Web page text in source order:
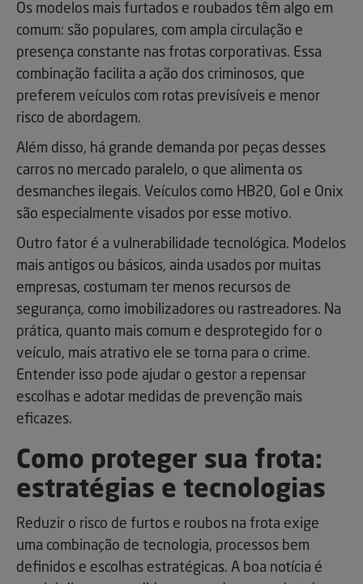
Os modelos mais furtados e roubados têm algo em
comum: são populares, com ampla circulação e
presença constante nas frotas corporativas. Essa
combinação facilita a ação dos criminosos, que
preferem veículos com rotas previsíveis e menor
risco de abordagem.
Além disso, há grande demanda por peças desses
carros no mercado paralelo, o que alimenta os
desmanches ilegais. Veículos como HB20, Gol e Onix
são especialmente visados por esse motivo.
Outro fator é a vulnerabilidade tecnológica. Modelos
mais antigos ou básicos, ainda usados por muitas
empresas, costumam ter menos recursos de
segurança, como imobilizadores ou rastreadores. Na
prática, quanto mais comum e desprotegido for o
veículo, mais atrativo ele se torna para o crime.
Entender isso pode ajudar o gestor a repensar
escolhas e adotar medidas de prevenção mais
eficazes.
Como proteger sua frota:
estratégias e tecnologias
Reduzir o risco de furtos e roubos na frota exige
uma combinação de tecnologia, processos bem
definidos e escolhas estratégicas. A boa notícia é